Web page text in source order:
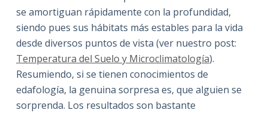
se amortiguan rápidamente con la profundidad,
siendo pues sus hábitats más estables para la vida
desde diversos puntos de vista (ver nuestro post:
Temperatura del Suelo y Microclimatología).
Resumiendo, si se tienen conocimientos de
edafología, la genuina sorpresa es, que alguien se
sorprenda. Los resultados son bastante